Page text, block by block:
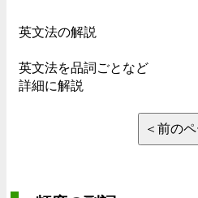
英文法の解説
英文法を品詞ごとなど
詳細に解説